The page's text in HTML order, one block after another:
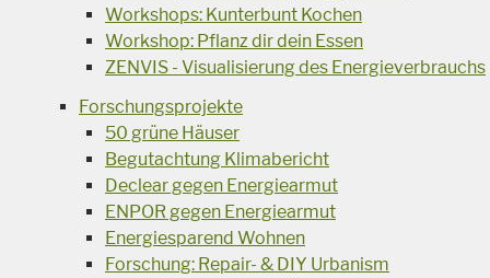
Workshops: Kunterbunt Kochen
Workshop: Pflanz dir dein Essen
ZENVIS - Visualisierung des Energieverbrauchs
Forschungsprojekte
50 grüne Häuser
Begutachtung Klimabericht
Declear gegen Energiearmut
ENPOR gegen Energiearmut
Energiesparend Wohnen
Forschung: Repair- & DIY Urbanism